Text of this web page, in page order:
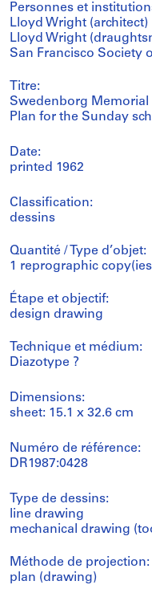
Personnes et
Lloyd Wright (architect)
Lloyd Wright
San Francisco Society
Titre:
Swedenborg Memorial
Plan for the Sunday
Date:
printed 1962
Classification:
dessins
Quantité / Type d’objet:
1 reprographic
Étape et objectif:
design drawing
Technique et médium:
Diazotype ?
Dimensions:
sheet: 15.1 x 32.6 cm
Numéro de référence:
DR1987:0428
Type de dessins:
line drawing
mechanical drawing
Méthode de projection:
plan (drawing)